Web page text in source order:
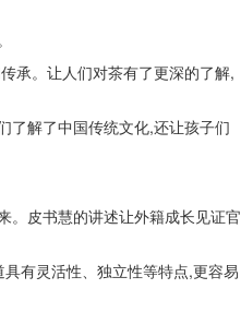
承。让人们对茶有了更深的了解,
了解了中国传统文化,还让孩子们
。皮书慧的讲述让外籍成长见证官
有灵活性、独立性等特点,更容易